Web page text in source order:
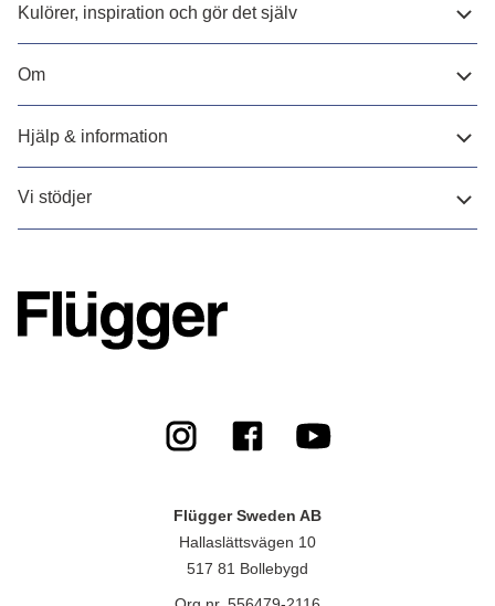
Kulörer, inspiration och gör det själv
Om
Hjälp & information
Vi stödjer
Flügger Sweden AB
Hallaslättsvägen 10
517 81 Bollebygd